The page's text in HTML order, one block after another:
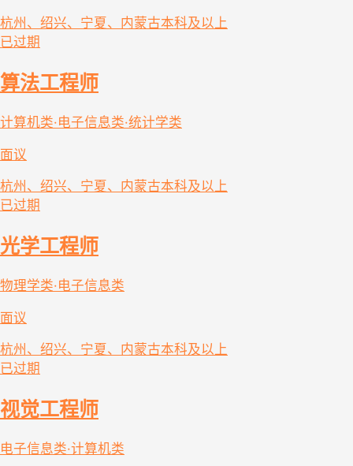
杭州、绍兴、宁夏、内蒙古本科及以上
已过期
算法工程师
计算机类·电子信息类·统计学类
面议
杭州、绍兴、宁夏、内蒙古本科及以上
已过期
光学工程师
物理学类·电子信息类
面议
杭州、绍兴、宁夏、内蒙古本科及以上
已过期
视觉工程师
电子信息类·计算机类